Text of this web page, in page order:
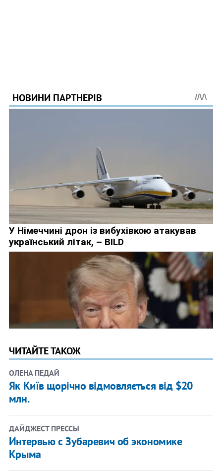
ЧИТАЙТЕ ТАКОЖ
ОЛЕНА ПЕДАЙ
Як Київ щорічно відмовляється від $20
млн.
ДАЙДЖЕСТ ПРЕССЫ
Интервью с Зубаревич об экономике
Крыма